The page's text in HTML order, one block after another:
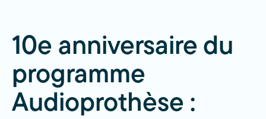
10e anniversaire du
programme
Audioprothèse :